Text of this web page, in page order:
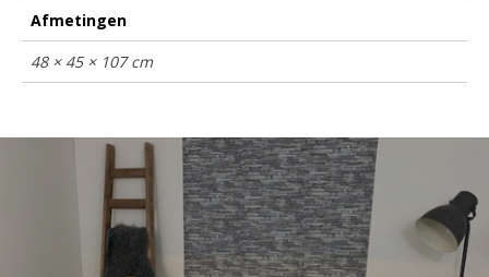
Afmetingen
48 × 45 × 107 cm